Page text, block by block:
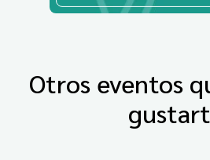
Otros eventos